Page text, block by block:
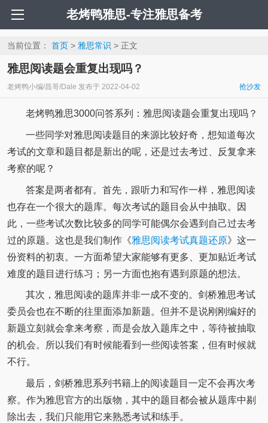
老烤鸭雅思-专注雅思备考
当前位置： 首页> 雅思常识 > 正文
雅思阅读题会重复出现吗？
老烤鸭小编/昌哥/Dale 发布于 2022-04-02 抢沙发
老烤鸭雅思3000问答系列：雅思阅读题会重复出现吗？
一些同学对雅思阅读题目的来源比较好奇，想知道每次
考试的文章和题目都是新出的呢，还是过去考过、反复拿来
考察的呢？
答案是两者都有。首先，跟听力和写作一样，雅思阅读
也存在一个很大的题库。每次考试的题目会从中抽取。因
此，一些考试次数比较多的同学可能偶尔会遇到自己过去考
过的原题。这也是我们制作《雅思阅读考试真题还原》这一
份资料的初衷。一方面希望大家能够有更多、更加贴近考试
难度的题目进行练习；另一方面也抱有遇到原题的想法。
其次，雅思阅读的题库并非一成不变的。剑桥雅思考试
委员会也在不断的往里面添加新题。但并不是说刚刚编好的
新题立刻就会拿来考察，而是会放入题库之中，等待被抽取
的机会。所以我们有时候能看到一些阅读答案，但有时候就
不行。
最后，剑桥雅思系列书籍上的阅读题目一定不会再次考
察。作为雅思官方的出版物，其中的题目都会被从题库中剔
除出去，我们只能用它来熟悉考试和练手。